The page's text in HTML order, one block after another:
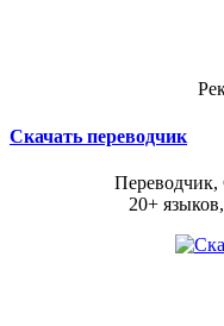
Скачать переводчик
Переводчик,
20+